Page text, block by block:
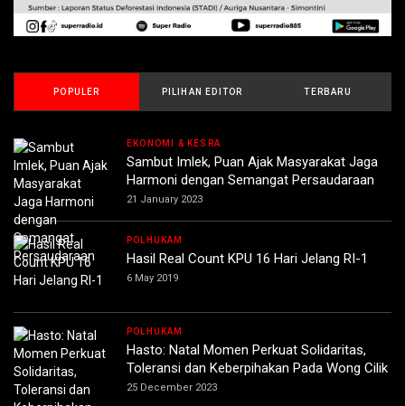
POPULER PILIHAN EDITOR TERBARU
EKONOMI & KESRA
Sambut Imlek, Puan Ajak Masyarakat Jaga
Harmoni dengan Semangat Persaudaraan
21 January 2023
POLHUKAM
Hasil Real Count KPU 16 Hari Jelang RI-1
6 May 2019
POLHUKAM
Hasto: Natal Momen Perkuat Solidaritas,
Toleransi dan Keberpihakan Pada Wong Cilik
25 December 2023